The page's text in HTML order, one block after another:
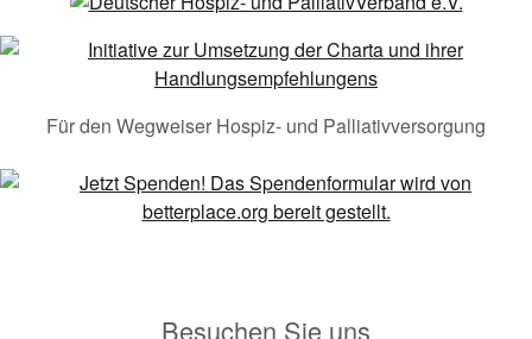
Für den Wegweiser Hospiz- und Palliativversorgung
Besuchen Sie uns